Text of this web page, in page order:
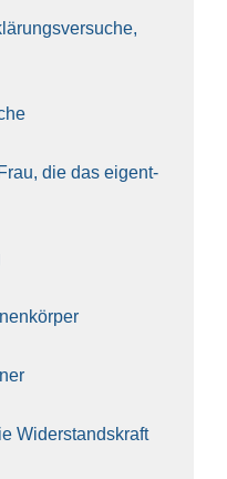
die das eigent­
Wider­stands­kraft